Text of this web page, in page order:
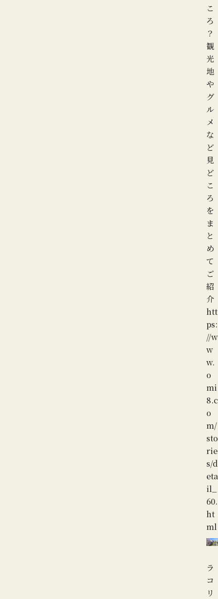
こ
ろ
？
観
光
地
や
グ
ル
メ
な
ど
見
ど
こ
ろ
を
ま
と
め
て
ご
紹
介
htt
ps:
//w
w
w.
o
mi
8.c
o
m/
sto
rie
s/d
eta
il_
60.
ht
ml
ラ
コ
リ